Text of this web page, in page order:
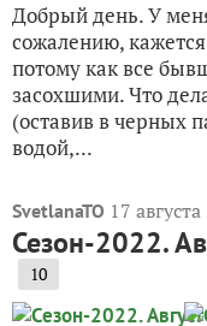
Добрый день. У
сожалению,
потому как все
засохшими. Что
(оставив в черных
водой,...
SvetlanaTO 17
Сезон-2022.
10